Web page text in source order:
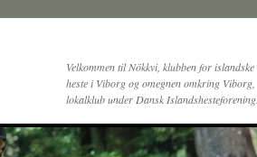
Velkommen til Nökkvi, klubben for islandske
heste i Viborg og omegnen omkring Viborg,
lokalklub under Dansk Islandshesteforening.